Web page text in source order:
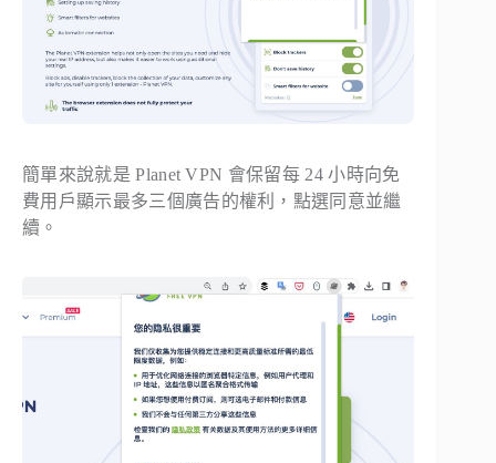
簡單來說就是 Planet VPN 會保留每 24 小時向免
費用戶顯示最多三個廣告的權利，點選同意並繼
續。